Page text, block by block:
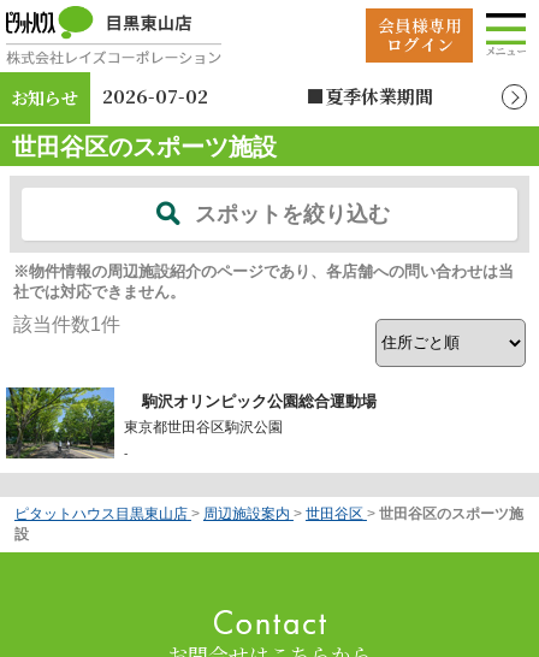
お知らせ 2026-07-02
■夏季休業期間
2026年8月12日（水）
（水）
世田谷区のスポーツ施設
スポットを絞り込む
※物件情報の周辺施設紹介のページであり、各店舗への問い合わせは当
社では対応できません。
該当件数1件
駒沢オリンピック公園総合運動場
東京都世田谷区駒沢公園
-
ピタットハウス目黒東山店 > 周辺施設案内 > 世田谷区 > 世田谷区のスポーツ施
設